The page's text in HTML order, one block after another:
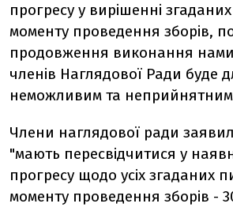
прогресу у вирішенні
моменту проведення зборів,
продовження виконання
членів Наглядової Ради буде
неможливим та
Члени наглядової ради
"мають пересвідчитися у
прогресу щодо усіх згаданих
моменту проведення зборів -